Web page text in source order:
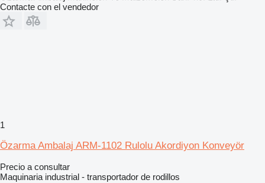
Contacte con el vendedor
1
Özarma Ambalaj ARM-1102 Rulolu Akordiyon Konveyör
Precio a consultar
Maquinaria industrial - transportador de rodillos